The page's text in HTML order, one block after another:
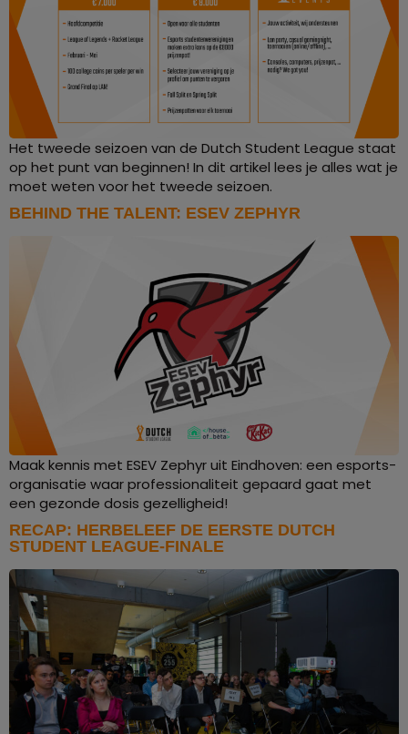
Het tweede seizoen van de Dutch Student League staat
op het punt van beginnen! In dit artikel lees je alles wat je
moet weten voor het tweede seizoen.
BEHIND THE TALENT: ESEV ZEPHYR
Maak kennis met ESEV Zephyr uit Eindhoven: een esports-
organisatie waar professionaliteit gepaard gaat met
een gezonde dosis gezelligheid!
RECAP: HERBELEEF DE EERSTE DUTCH
STUDENT LEAGUE-FINALE